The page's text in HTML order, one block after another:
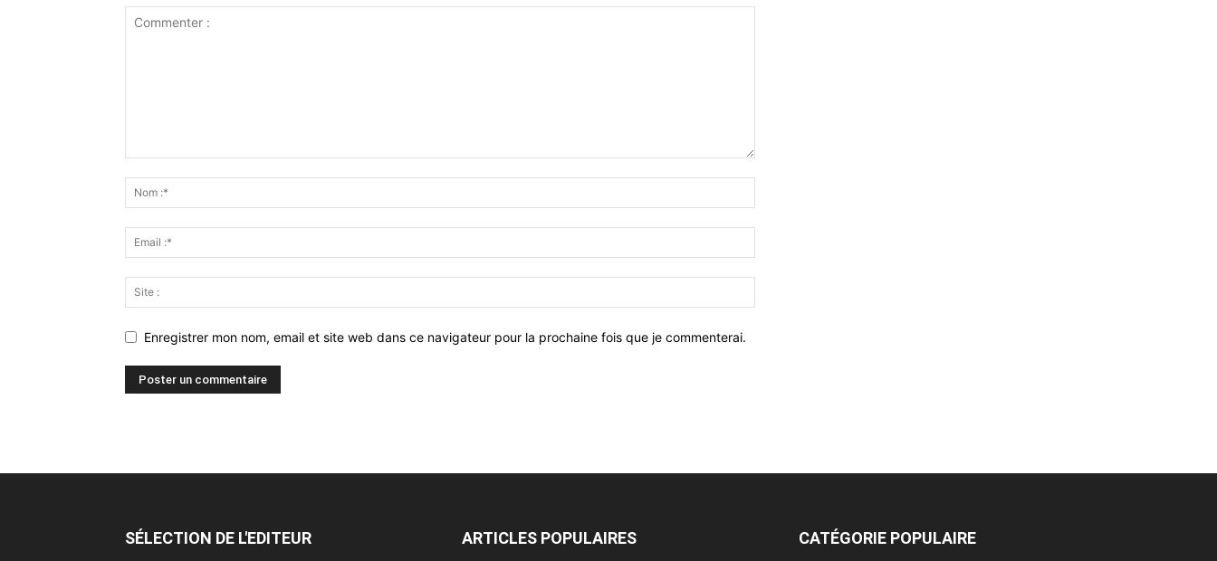
Enregistrer mon nom, email et site web dans ce navigateur pour la prochaine fois que je commenterai.
SÉLECTION DE L'EDITEUR ARTICLES POPULAIRES CATÉGORIE POPULAIRE